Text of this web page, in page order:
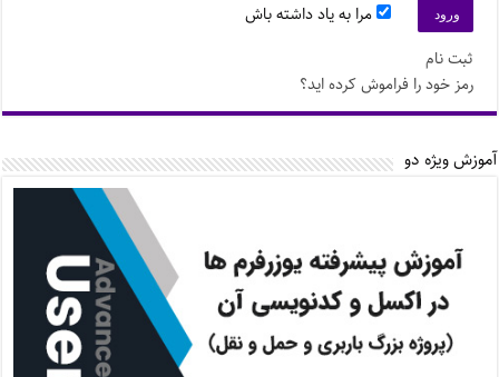
مرا به یاد داشته باش
ثبت نام
رمز خود را فراموش کرده اید؟
آموزش ویژه دو